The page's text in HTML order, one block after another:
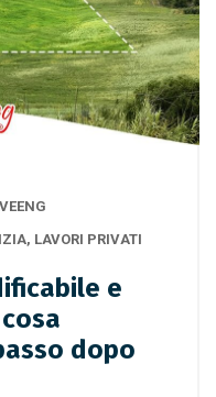
, LAVORI PRIVATI
e
dopo